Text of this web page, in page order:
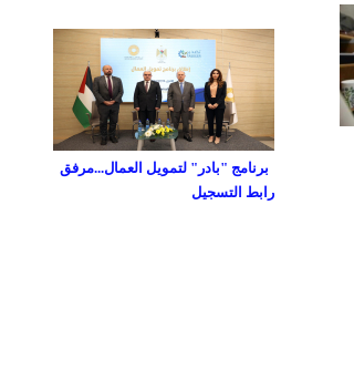
برنامج "بادر" لتمويل العمال...مرفق
رابط التسجيل